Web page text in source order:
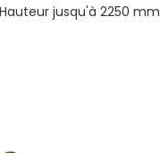
jusqu'à 2250 mm